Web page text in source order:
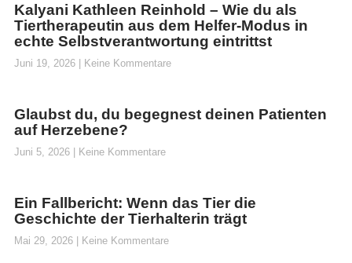
Kalyani Kathleen Reinhold – Wie du als
Tiertherapeutin aus dem Helfer-Modus in
echte Selbstverantwortung eintrittst
Juni 19, 2026 Keine Kommentare
Glaubst du, du begegnest deinen Patienten
auf Herzebene?
Juni 5, 2026 Keine Kommentare
Ein Fallbericht: Wenn das Tier die
Geschichte der Tierhalterin trägt
Mai 29, 2026 Keine Kommentare